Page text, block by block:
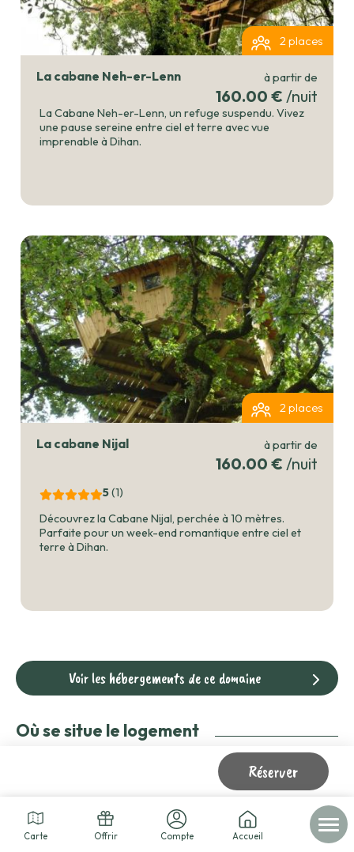
Réserver
2 places
La cabane Neh-er-Lenn à partir de
160.00 € /nuit
La Cabane Neh-er-Lenn, un refuge suspendu. Vivez
une pause sereine entre ciel et terre avec vue
imprenable à Dihan.
2 places
La cabane Nijal à partir de
160.00 € /nuit
5(1)
Découvrez la Cabane Nijal, perchée à 10 mètres.
Parfaite pour un week-end romantique entre ciel et
terre à Dihan.
Voir les hébergements de ce domaine
Où se situe le logement
Ploemel (Morbihan - 56) - Bretagne - France
Carte Offrir Compte Accueil